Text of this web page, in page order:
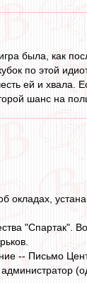
была, как
по этой
ей и хвала.
шанс на
"Спартак".
-- Письмо